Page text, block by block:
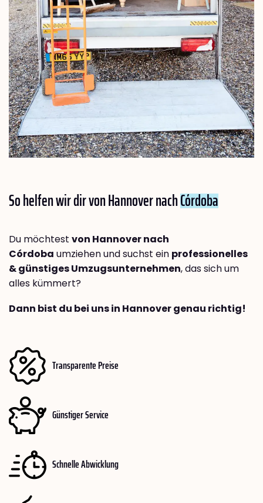
So helfen wir dir von Hannover nachCórdoba
Du möchtest von Hannover nach
Córdoba umziehen und suchst ein professionelles
& günstiges Umzugsunternehmen, das sich um
alles kümmert?
Dann bist du bei uns in Hannover genau richtig!
Transparente Preise
Günstiger Service
Schnelle Abwicklung